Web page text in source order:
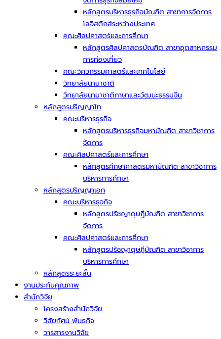
หลักสูตรบริหารธุรกิจบัณฑิต สาขาการจัดการ
โลจิสติกส์ระหว่างประเทศ
คณะศิลปศาสตร์และการศึกษา
หลักสูตรศิลปศาสตรบัณฑิต สาขาอุตสาหกรรม
การท่องเที่ยว
คณะวิศวกรรมศาสตร์และเทคโนโลยี
วิทยาลัยนานาชาติ
วิทยาลัยนานาชาติภาษาและวัฒนะธรรมจีน
หลักสูตรปริญญาโท
คณะบริหารธุรกิจ
หลักสูตรบริหารธุรกิจมหาบัณฑิต สาขาวิชาการ
จัดการ
คณะศิลปศาสตร์และการศึกษา
หลักสูตรศึกษาศาสตรมหาบัณฑิต สาขาวิชาการ
บริหารการศึกษา
หลักสูตรปริญญาเอก
คณะบริหารธุจกิจ
หลักสูตรปรัชญาดุษฎีบัณฑิต สาขาวิชาการ
จัดการ
คณะศิลปศาสตร์และการศึกษา
หลักสูตรปรัชญาดุษฎีบัณฑิต สาขาวิชาการ
บริหารการศึกษา
หลักสูตรระยะสั้น
งานประกันคุณภาพ
สำนักวิจัย
โครงสร้างสำนักวิจัย
วิสัยทัศน์ พันธกิจ
วารสารงานวิจัย